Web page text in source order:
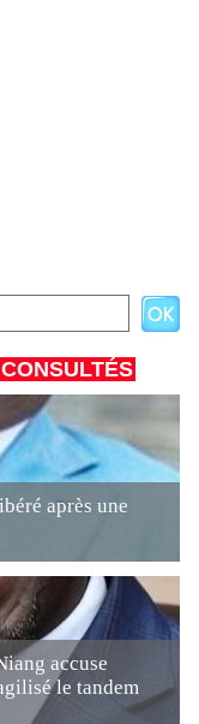
après une
accuse
le tandem